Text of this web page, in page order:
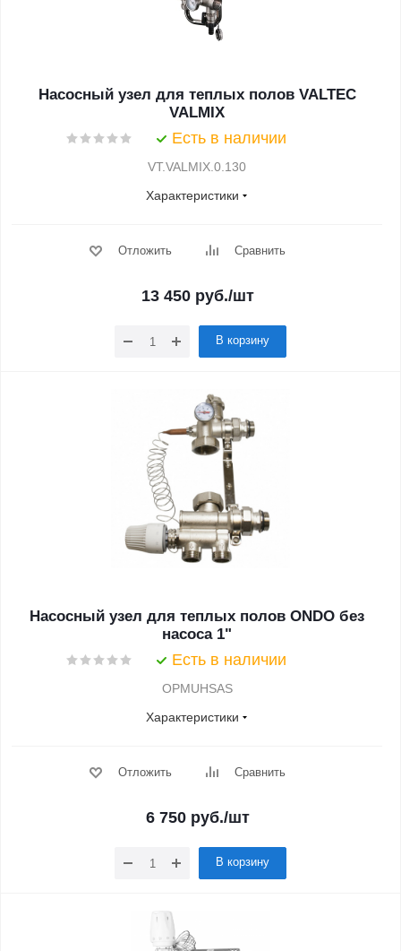
Насосный узел для теплых полов VALTEC
VALMIX
Есть в наличии
VT.VALMIX.0.130
Характеристики
Отложить Сравнить
13 450руб./шт
В корзину
Насосный узел для теплых полов ONDO без
насоса 1"
Есть в наличии
OPMUHSAS
Характеристики
Отложить Сравнить
6 750руб./шт
В корзину